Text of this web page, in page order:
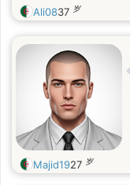
Ali0837 岁
Majid1927 岁